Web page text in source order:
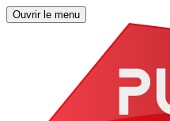
Ouvrir le menu